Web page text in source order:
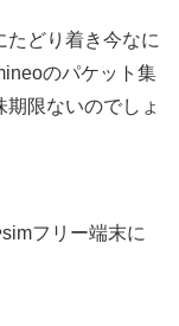
たどり着き今なに
のパケット集
限ないのでしょ
フリー端末に